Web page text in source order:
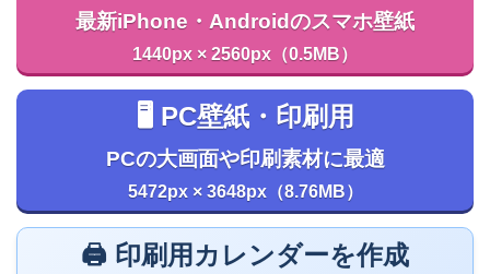
最新iPhone・Androidのスマホ壁紙
1440px × 2560px（0.5MB）
🖥️ PC壁紙・印刷用
PCの大画面や印刷素材に最適
5472px × 3648px（8.76MB）
🖨️ 印刷用カレンダーを作成